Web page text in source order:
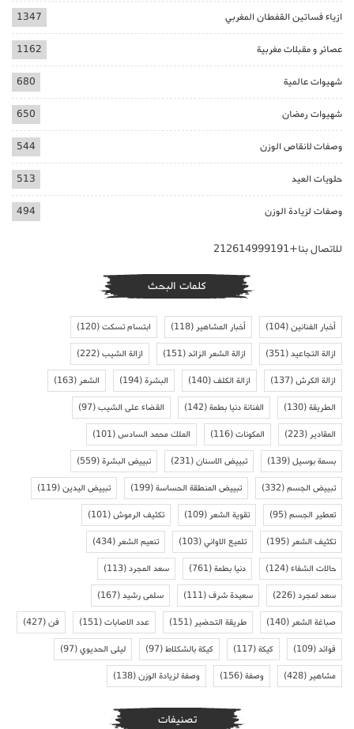
ازياء فساتين القفطان المغربي 1347
عصائر و مقبلات مغربية 1162
شهيوات عالمية 680
شهيوات رمضان 650
وصفات لانقاص الوزن 544
حلويات العيد 513
وصفات لزيادة الوزن 494
للاتصال بنا+212614999191
كلمات البحث
أخبار الفنانين(104) أخبار المشاهير(118) ابتسام تسكت(120)
ازالة التجاعيد(351) ازالة الشعر الزائد(151) ازالة الشيب(222)
ازالة الكرش(137) ازالة الكلف(140) البشرة(194) الشعر(163)
الطريقة(130) الفنانة دنيا بطمة(142) القضاء على الشيب(97)
المقادير(223) المكونات(116) الملك محمد السادس(101)
بسمة بوسيل(139) تبييض الاسنان(231) تبييض البشرة(559)
تبييض الجسم(332) تبييض المنطقة الحساسة(199) تبييض اليدين(119)
تعطير الجسم(95) تقوية الشعر(109) تكثيف الرموش(101)
تكثيف الشعر(195) تلميع الاواني(103) تنعيم الشعر(434)
حالات الشفاء(124) دنيا بطمة(761) سعد المجرد(113)
سعد لمجرد(226) سعيدة شرف(111) سلمى رشيد(167)
صباغة الشعر(140) طريقة التحضير(151) عدد الاصابات(151) فن(427)
فوائد(109) كيكة(117) كيكة بالشكلاط(97) ليلى الحديوي(97)
مشاهير(428) وصفة(156) وصفة لزيادة الوزن(138)
تصنيفات